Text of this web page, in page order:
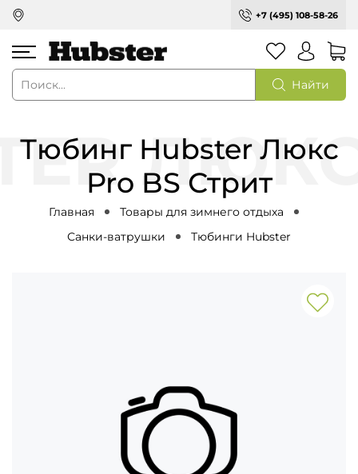
+7 (495) 108-58-26
Найти
Тюбинг Hubster Люкс
Pro BS Стрит
Главная
Товары для зимнего отдыха
Санки-ватрушки
Тюбинги Hubster